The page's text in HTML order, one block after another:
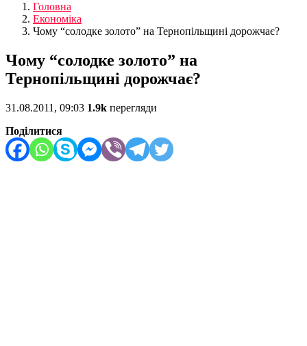
Головна
Економіка
Чому “солодке золото” на Тернопільщині дорожчає?
Чому “солодке золото” на
Тернопільщині дорожчає?
31.08.2011, 09:03 1.9k перегляди
Поділитися